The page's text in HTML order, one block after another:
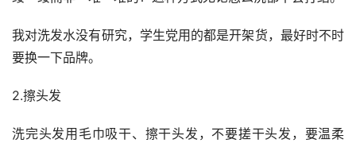
我对洗发水没有研究，学生党用的都是开架货，最好时不时
要换一下品牌。
2.擦头发
洗完头发用毛巾吸干、擦干头发，不要搓干头发，要温柔